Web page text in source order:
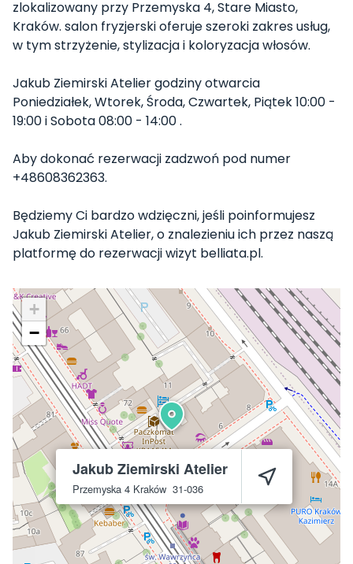
zlokalizowany przy Przemyska 4, Stare Miasto,
Kraków. salon fryzjerski oferuje szeroki zakres usług,
w tym strzyżenie, stylizacja i koloryzacja włosów.
Jakub Ziemirski Atelier godziny otwarcia
Poniedziałek, Wtorek, Środa, Czwartek, Piątek 10:00 -
19:00 i Sobota 08:00 - 14:00 .
Aby dokonać rezerwacji zadzwoń pod numer
+48608362363.
Będziemy Ci bardzo wdzięczni, jeśli poinformujesz
Jakub Ziemirski Atelier, o znalezieniu ich przez naszą
platformę do rezerwacji wizyt belliata.pl.
Jakub Ziemirski Atelier
Przemyska 4 Kraków 31-036
+
−